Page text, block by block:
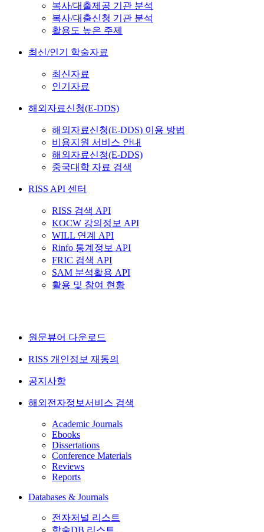
복사/대출제공 기관 분석
복사/대출신청 기관 분석
활용도 높은 주제
최신/인기 학술자료
최신자료
인기자료
해외자료신청(E-DDS)
해외자료신청(E-DDS) 이용 방법
비용지원 서비스 안내
해외자료신청(E-DDS)
중국대학 자료 검색
RISS API 센터
RISS 검색 API
KOCW 강의정보 API
WILL 연계 API
Rinfo 통계정보 API
FRIC 검색 API
SAM 분석활용 API
활용 및 참여 현황
원문뷰어 다운로드
RISS 개인정보 재동의
공지사항
해외전자정보서비스 검색
Academic Journals
Ebooks
Dissertations
Conference Materials
Reviews
Reports
Databases & Journals
전자저널 리스트
학술DB 리스트